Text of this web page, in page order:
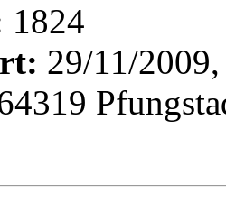
1824
29/11/